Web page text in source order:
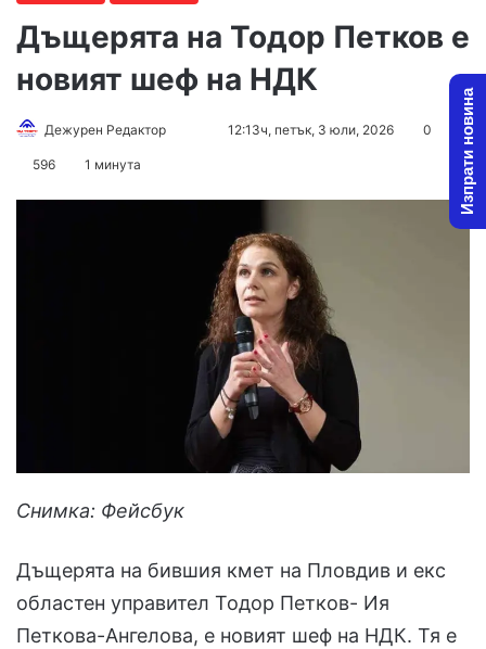
Дъщерята на Тодор Петков е
новият шеф на НДК
Дежурен Редактор
Send12:13ч, петък, 3 юли, 2026 0
596 1 минута
Снимка: Фейсбук
Дъщерята на бившия кмет на Пловдив и екс
областен управител Тодор Петков- Ия
Петкова-Ангелова, е новият шеф на НДК. Тя е
Изпрати новина